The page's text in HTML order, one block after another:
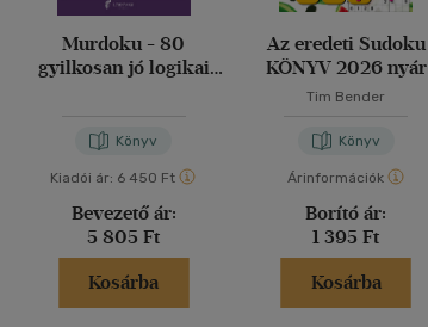
Murdoku - 80
gyilkosan jó logikai
Könyv
Kiadói ár: 6 450 Ft
Bevezető ár:
5 805 Ft
Kosárba
Az eredeti Sudoku
KÖNYV 2026 nyár
Tim Bender
Könyv
Árinformációk
Borító ár:
1 395 Ft
Kosárba